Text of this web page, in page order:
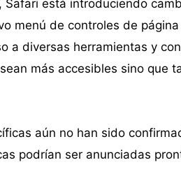
está introduciendo
menú de controles de
a diversas herramientas y
más accesibles sino que
aún no han sido
podrían ser anunciadas